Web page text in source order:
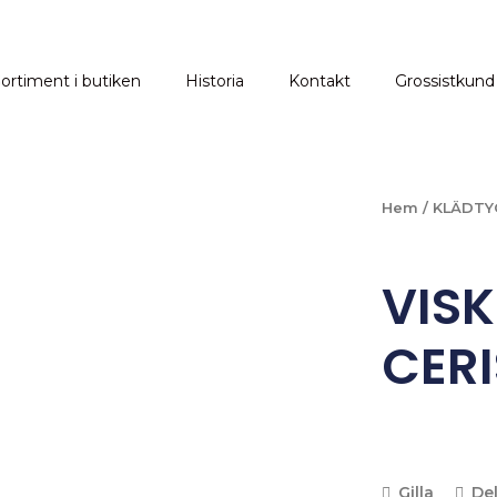
i butiken Historia Kontakt Grossistkund
Hem /
Gilla